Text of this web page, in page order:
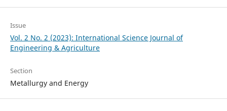
Issue
Vol. 2 No. 2 (2023): International Science Journal of
Engineering & Agriculture
Section
Metallurgy and Energy